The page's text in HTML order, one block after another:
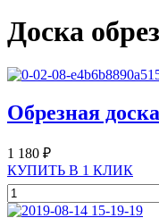
Доска
Обрезная
1 180 ₽
КУПИТЬ В 1 КЛИК